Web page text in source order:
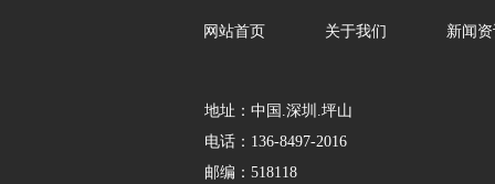
网站首页 关于我们 新闻
地址：中国.深圳.坪山
电话：136-8497-2016
邮编：518118